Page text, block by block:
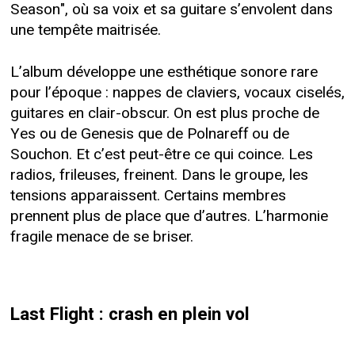
Season", où sa voix et sa guitare s’envolent dans
une tempête maitrisée.
L’album développe une esthétique sonore rare
pour l’époque : nappes de claviers, vocaux ciselés,
guitares en clair-obscur. On est plus proche de
Yes ou de Genesis que de Polnareff ou de
Souchon. Et c’est peut-être ce qui coince. Les
radios, frileuses, freinent. Dans le groupe, les
tensions apparaissent. Certains membres
prennent plus de place que d’autres. L’harmonie
fragile menace de se briser.
Last Flight : crash en plein vol